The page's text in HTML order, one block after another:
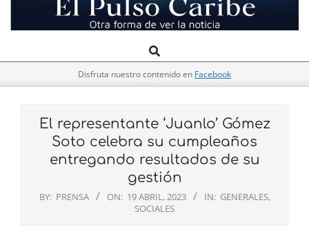
El
Pulso
Navigation
Search
Disfruta nuestro contenido en Facebook
El representante ‘Juanlo’ Gómez
Soto celebra su cumpleaños
entregando resultados de su
gestión
BY: PRENSA ON: 19 ABRIL, 2023 IN: GENERALES,
SOCIALES